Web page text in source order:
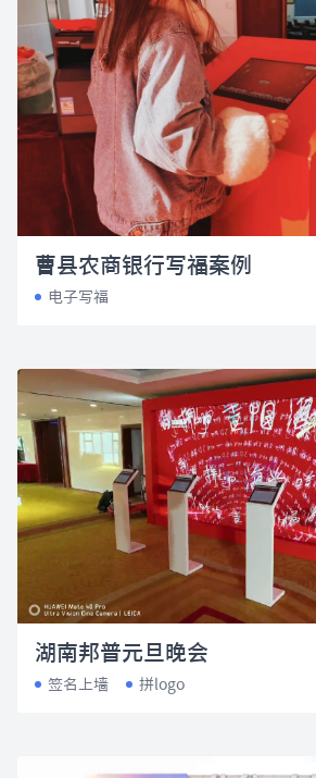
曹县农商银行写福案例
电子写福
湖南邦普元旦晚会
签名上墙 拼logo